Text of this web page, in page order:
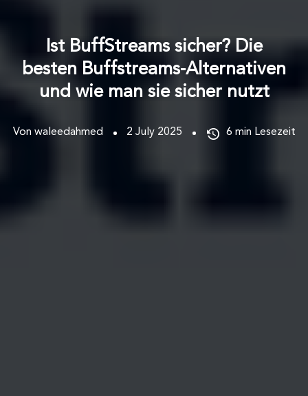
Ist BuffStreams sicher? Die
besten Buffstreams-Alternativen
und wie man sie sicher nutzt
Von waleedahmed 2 July 2025 6 min Lesezeit